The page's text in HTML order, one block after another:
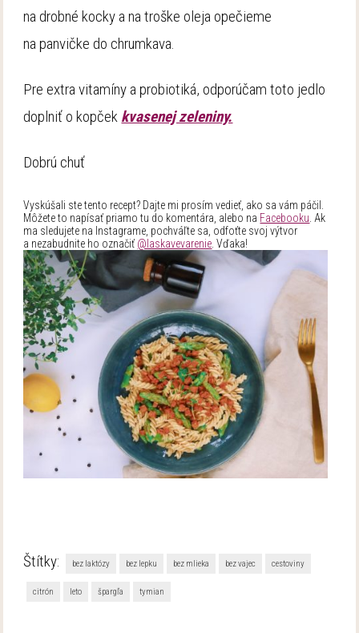
na drobné kocky a na troške oleja opečieme
na panvičke do chrumkava.
Pre extra vitamíny a probiotiká, odporúčam toto jedlo
doplniť o kopček kvasenej zeleniny.
Dobrú chuť
Vyskúšali ste tento recept? Dajte mi prosím vedieť, ako sa vám páčil.
Môžete to napísať priamo tu do komentára, alebo na Facebooku. Ak
ma sledujete na Instagrame, pochváľte sa, odfoťte svoj výtvor
a nezabudnite ho označiť @laskavevarenie. Vďaka!
Štítky: bez laktózy bez lepku bez mlieka bez vajec cestoviny
citrón leto špargľa tymian